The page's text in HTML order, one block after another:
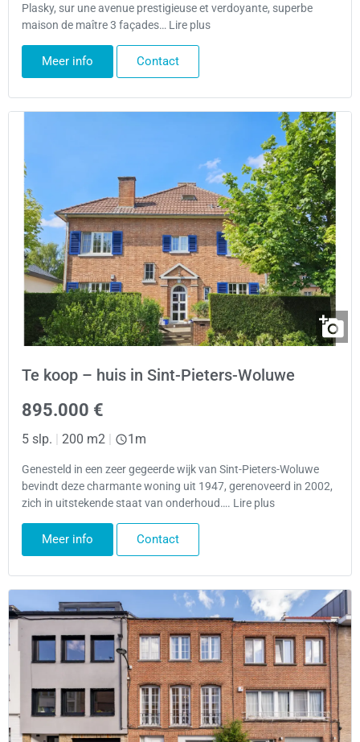
Plasky, sur une avenue prestigieuse et verdoyante, superbe
maison de maître 3 façades… Lire plus
Meer info Contact
Te koop – huis in Sint-Pieters-Woluwe
895.000 €
5 slp. | 200 m2 | 1m
Genesteld in een zeer gegeerde wijk van Sint-Pieters-Woluwe
bevindt deze charmante woning uit 1947, gerenoveerd in 2002,
zich in uitstekende staat van onderhoud…. Lire plus
Meer info Contact